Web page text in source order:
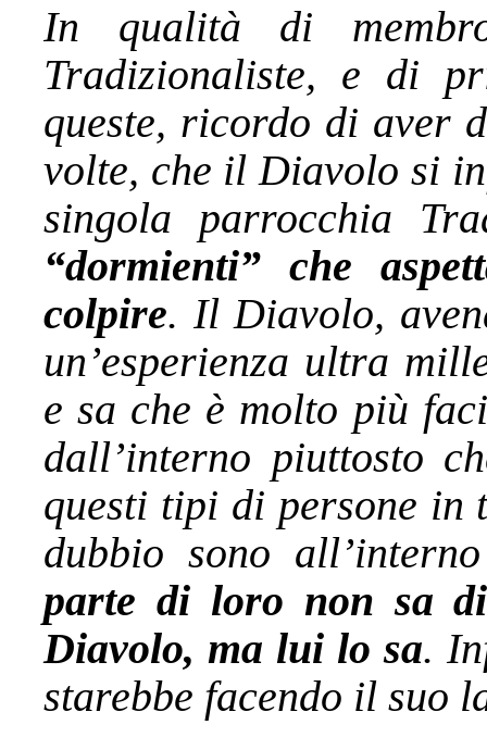
In qualità di
Tradizionaliste, e di
queste, ricordo di aver
volte, che il Diavolo si
singola parrocchia
“dormienti” che
colpire. Il Diavolo,
un’esperienza ultra
e sa che è molto più
dall’interno piuttosto
questi tipi di persone in
dubbio sono
parte di loro non sa
Diavolo, ma lui lo sa.
starebbe facendo il suo